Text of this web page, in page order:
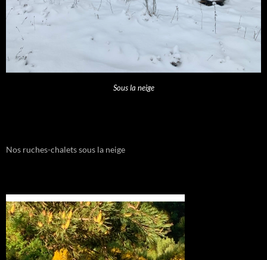
Sous la neige
Nos ruches-chalets sous la neige